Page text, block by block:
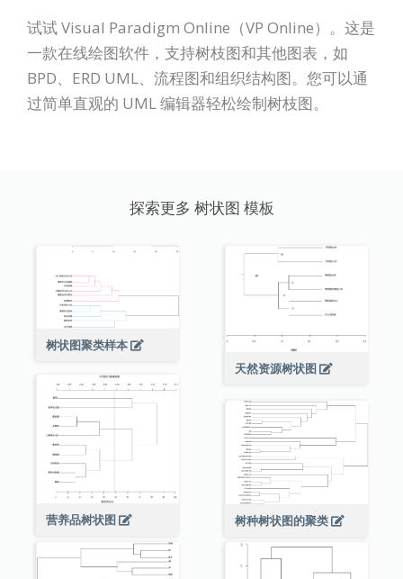
试试 Visual Paradigm Online（VP Online）。这是
一款在线绘图软件，支持树枝图和其他图表，如
BPD、ERD UML、流程图和组织结构图。您可以通
过简单直观的 UML 编辑器轻松绘制树枝图。
探索更多 树状图 模板
树状图聚类样本
天然资源树状图
营养品树状图 树种树状图的聚类